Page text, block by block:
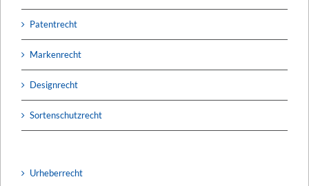
Patentrecht
Markenrecht
Designrecht
Sortenschutzrecht
Urheberrecht